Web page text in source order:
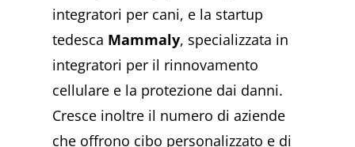
integratori per cani, e la startup
tedesca Mammaly, specializzata in
integratori per il rinnovamento
cellulare e la protezione dai danni.
Cresce inoltre il numero di aziende
che offrono cibo personalizzato e di